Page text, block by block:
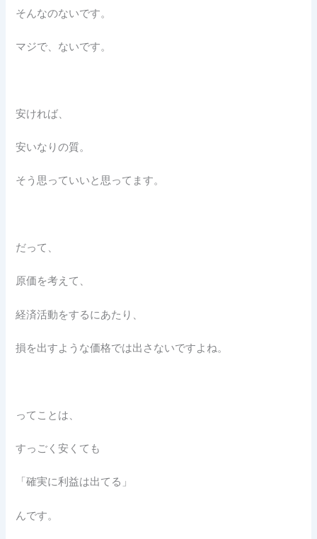
そんなのないです。
マジで、ないです。
安ければ、
安いなりの質。
そう思っていいと思ってます。
だって、
原価を考えて、
経済活動をするにあたり、
損を出すような価格では出さないですよね。
ってことは、
すっごく安くても
「確実に利益は出てる」
んです。